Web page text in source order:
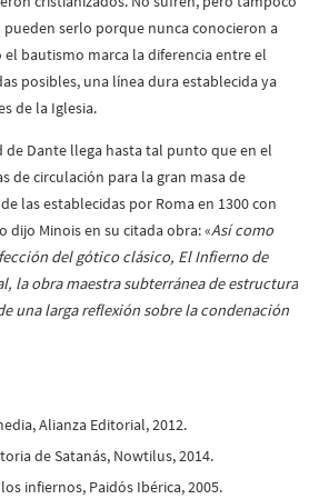
serlo porque nunca conocieron a
el bautismo marca la diferencia entre el
posibles, una línea dura establecida ya
de la Iglesia.
de Dante llega hasta tal punto que en el
de circulación para la gran masa de
las establecidas por Roma en 1300 con
dijo Minois en su citada obra: «Así como
del gótico clásico, El Infierno de
la obra maestra subterránea de estructura
una larga reflexión sobre la condenación
Alianza Editorial, 2012.
de Satanás, Nowtilus, 2014.
infiernos, Paidós Ibérica, 2005.